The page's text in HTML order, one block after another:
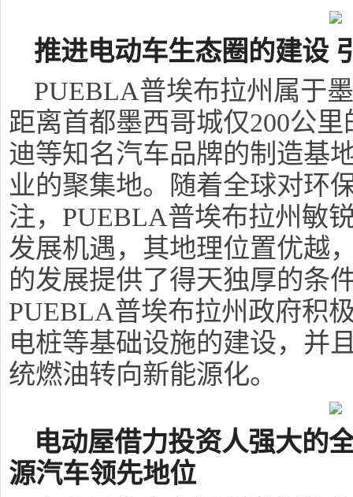
推进电动车生态圈的建设
PUEBLA普埃布拉州属于
距离首都墨西哥城仅200公
迪等知名汽车品牌的制造基
业的聚集地。随着全球对环
注，PUEBLA普埃布拉州敏
发展机遇，其地理位置优越
的发展提供了得天独厚的条
PUEBLA普埃布拉州政府积
电桩等基础设施的建设，并
统燃油转向新能源化。
电动屋借力投资人强大的
源汽车领先地位